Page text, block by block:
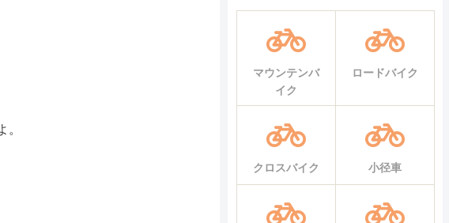
マウンテンバ
イク
ロードバイク
クロスバイク 小径車